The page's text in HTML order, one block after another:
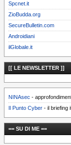
Spcnet.it
ZioBudda.org
SecureBulletin.com
Androidiani
ilGlobale.it
[[ LE NEWSLETTER ]]
NINAsec -
Il Punto Cyber - il briefing
== SU DI ME ==